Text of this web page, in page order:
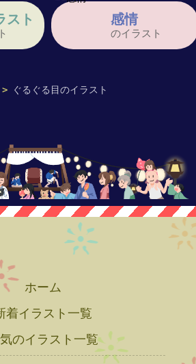
> ぐるぐる目のイラスト
スト 感情
のイラスト
ホーム
着イラスト一覧
のイラスト一覧